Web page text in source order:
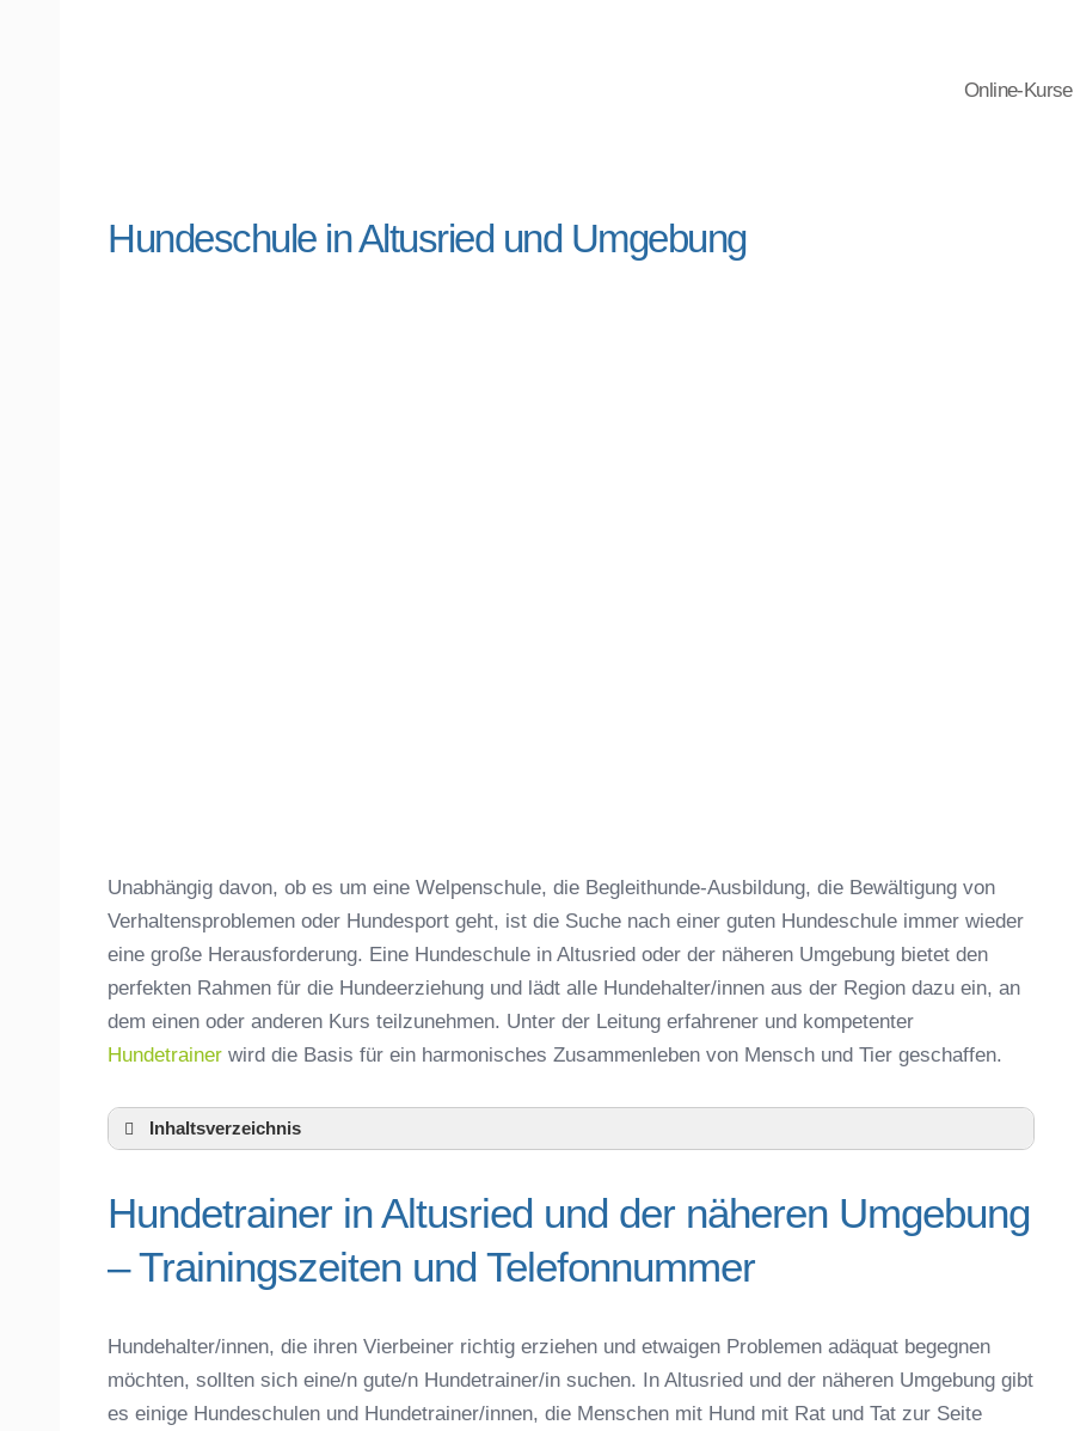
Online-Kurse
Hundeschule in Altusried und Umgebung
Unabhängig davon, ob es um eine Welpenschule, die Begleithunde-Ausbildung, die Bewältigung von
Verhaltensproblemen oder Hundesport geht, ist die Suche nach einer guten Hundeschule immer wieder
eine große Herausforderung. Eine Hundeschule in Altusried oder der näheren Umgebung bietet den
perfekten Rahmen für die Hundeerziehung und lädt alle Hundehalter/innen aus der Region dazu ein, an
dem einen oder anderen Kurs teilzunehmen. Unter der Leitung erfahrener und kompetenter
Hundetrainer wird die Basis für ein harmonisches Zusammenleben von Mensch und Tier geschaffen.
Inhaltsverzeichnis
Hundetrainer in Altusried und der näheren Umgebung – Trainingszeiten und Telefonnummer
Das macht einen guten Hundetrainer aus
Hundeführerschein für die Region Oberallgäu – Online-Test
Hundezubehör für das Training und Hundespielzeug zur Beschäftigung
Preisvergleich der Hundeschulen in Altusried
Hundeschulen vs. Hundesportvereine in Altusried
Hundetrainer in Altusried und der näheren Umgebung
– Trainingszeiten und Telefonnummer
Hundehalter/innen, die ihren Vierbeiner richtig erziehen und etwaigen Problemen adäquat begegnen
möchten, sollten sich eine/n gute/n Hundetrainer/in suchen. In Altusried und der näheren Umgebung gibt
es einige Hundeschulen und Hundetrainer/innen, die Menschen mit Hund mit Rat und Tat zur Seite